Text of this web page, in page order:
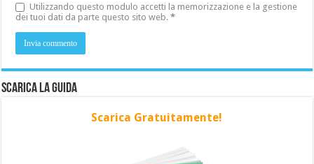
Utilizzando questo modulo accetti la memorizzazione e la gestione
dei tuoi dati da parte questo sito web.*
Scarica la Guida
Scarica Gratuitamente!